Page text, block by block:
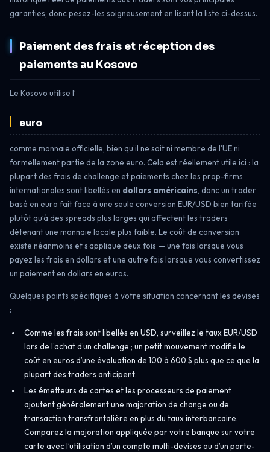
garanties, donc pesez-les soigneusement en lisant la liste ci-dessus.
Paiement des frais et réception des
paiements au Kosovo
Le Kosovo utilise l’
euro
comme monnaie officielle, bien qu’il ne soit ni membre de l’UE ni
formellement partie de la zone euro. Cela est réellement utile ici : la
plupart des frais de challenge et paiements chez les prop-firms
internationales sont libellés en dollars américains , donc un trader
basé en euro fait face à une seule conversion EUR/USD bien tarifée
plutôt qu’à des spreads plus larges qui affectent les traders
détenant une monnaie locale plus faible. Le coût de conversion
existe néanmoins et s’applique deux fois — une fois lorsque vous
payez les frais en dollars et une autre fois lorsque vous convertissez
un paiement en dollars en euros.
Quelques points spécifiques à votre situation concernant les devises
:
Comme les frais sont libellés en USD, surveillez le taux EUR/USD
lors de l’achat d’un challenge ; un petit mouvement modifie le
coût en euros d’une évaluation de 100 à 600 $ plus que ce que la
plupart des traders anticipent.
Les émetteurs de cartes et les processeurs de paiement
ajoutent généralement une majoration de change ou de
transaction transfrontalière en plus du taux interbancaire.
Comparez la majoration appliquée par votre banque sur votre
carte avec l’utilisation d’un compte multi-devises ou d’un porte-